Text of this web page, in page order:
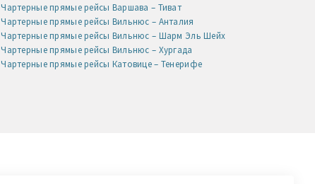
Чартерные прямые рейсы Варшава – Тиват
Чартерные прямые рейсы Вильнюс – Анталия
Чартерные прямые рейсы Вильнюс – Шарм Эль Шейх
Чартерные прямые рейсы Вильнюс – Хургада
Чартерные прямые рейсы Катовице – Тенерифе